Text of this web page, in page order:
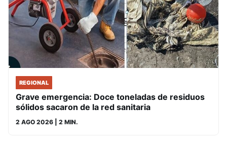
REGIONAL
Grave emergencia: Doce toneladas de residuos
sólidos sacaron de la red sanitaria
2 AGO 2026 | 2 MIN.